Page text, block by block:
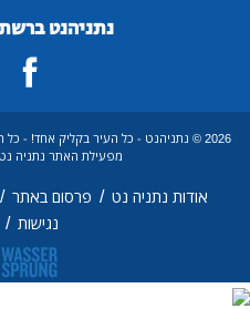
נתניהנט
2026 © נתניהנט - כל העיר בקליק אחד! -
מפעילת האתר נתניה
אודות נתניה נט / פרסום באתר /
נגישות /